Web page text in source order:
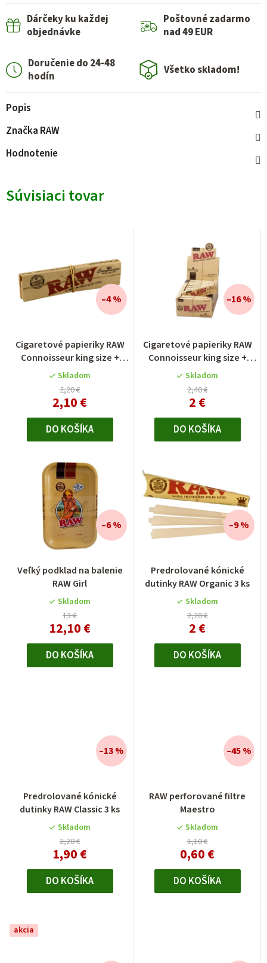
Dárčeky ku každej
objednávke
Poštovné zadarmo
nad 49 EUR
Doručenie do 24-48
hodín
Všetko skladom!
Popis
Značka RAW
Hodnotenie
Súvisiaci tovar
Cigaretové papieriky RAW
Connoisseur king size +
filtre
Skladom
2,20 €
2,10 €
–4 %
DO KOŠÍKA
Cigaretové papieriky RAW
Connoisseur king size +
předrolované filtre
Skladom
2,40 €
2 €
–16 %
DO KOŠÍKA
Veľký podklad na balenie
RAW Girl
Skladom
13 €
12,10 €
–6 %
DO KOŠÍKA
Predrolované kónické
dutinky RAW Organic 3 ks
Skladom
2,20 €
2 €
–9 %
DO KOŠÍKA
Predrolované kónické
dutinky RAW Classic 3 ks
Skladom
2,20 €
1,90 €
–13 %
DO KOŠÍKA
RAW perforované filtre
Maestro
Skladom
1,10 €
0,60 €
–45 %
DO KOŠÍKA
akcia